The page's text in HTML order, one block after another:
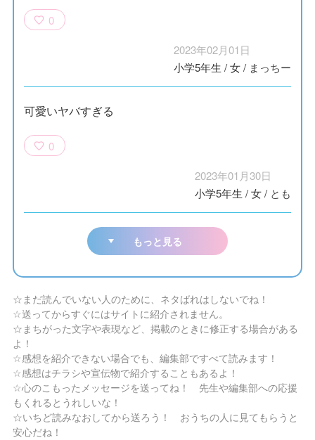
0
2023年02月01日
小学5年生 /女/ まっちー
可愛いヤバすぎる
0
2023年01月30日
小学5年生 /女/ とも
もっと見る
☆まだ読んでいない人のために、ネタばれはしないでね！
☆送ってからすぐにはサイトに紹介されません。
☆まちがった文字や表現など、掲載のときに修正する場合がある
よ！
☆感想を紹介できない場合でも、編集部ですべて読みます！
☆感想はチラシや宣伝物で紹介することもあるよ！
☆心のこもったメッセージを送ってね！ 先生や編集部への応援
もくれるとうれしいな！
☆いちど読みなおしてから送ろう！ おうちの人に見てもらうと
安心だね！